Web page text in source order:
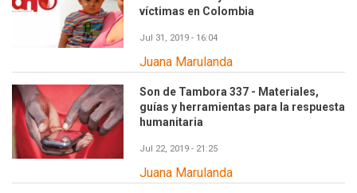
víctimas en Colombia
Jul 31, 2019 - 16:04
Juana Marulanda
Son de Tambora 337 - Materiales,
guías y herramientas para la respuesta
humanitaria
Jul 22, 2019 - 21:25
Juana Marulanda